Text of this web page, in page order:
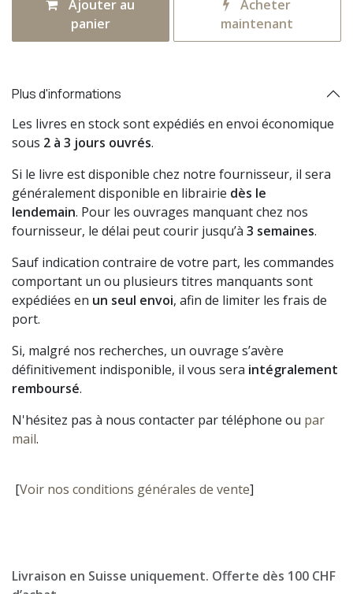
Ajouter au
panier
Acheter
maintenant
Plus d'informations
Les livres en stock sont expédiés en envoi économique
sous 2 à 3 jours ouvrés.
Si le livre est disponible chez notre fournisseur, il sera
généralement disponible en librairie dès le
lendemain. Pour les ouvrages manquant chez nos
fournisseur, le délai peut courir jusqu’à 3 semaines.
Sauf indication contraire de votre part, les commandes
comportant un ou plusieurs titres manquants sont
expédiées en un seul envoi, afin de limiter les frais de
port.
Si, malgré nos recherches, un ouvrage s’avère
définitivement indisponible, il vous sera intégralement
remboursé.
N'hésitez pas à nous contacter par téléphone ou par
mail.
[Voir nos conditions générales de vente]
Livraison en Suisse uniquement. Offerte dès 100 CHF